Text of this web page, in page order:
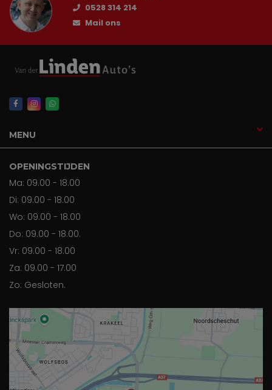
0528 314 214
Mail ons
MENU
OPENINGSTIJDEN
Ma: 09.00 - 18.00
Di: 09.00 - 18.00
Wo: 09.00 - 18.00
Do: 09.00 - 18.00.
Vr: 09.00 - 18.00
Za: 09.00 - 17.00
Zo: Gesloten.